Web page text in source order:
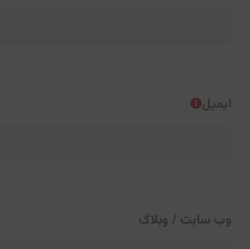
ایمیل
وب سایت / وبلاگ